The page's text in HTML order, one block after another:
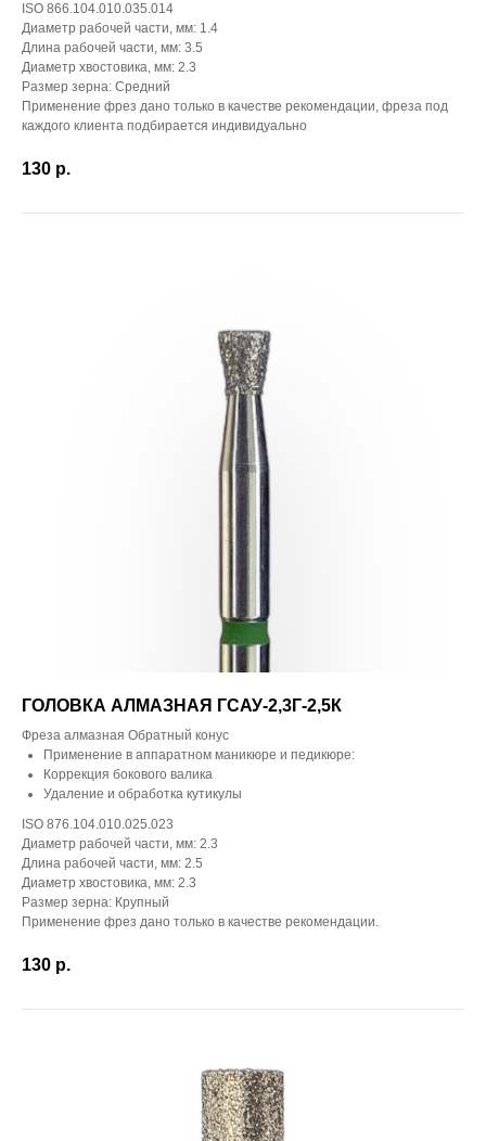
ISO 866.104.010.035.014
Диаметр рабочей части, мм: 1.4
Длина рабочей части, мм: 3.5
Диаметр хвостовика, мм: 2.3
Размер зерна: Средний
Применение фрез дано только в качестве рекомендации, фреза под
каждого клиента подбирается индивидуально
130 р.
ГОЛОВКА АЛМАЗНАЯ ГСАУ-2,3Г-2,5К
Фреза алмазная Обратный конус
Применение в аппаратном маникюре и педикюре:
Коррекция бокового валика
Удаление и обработка кутикулы
ISO 876.104.010.025.023
Диаметр рабочей части, мм: 2.3
Длина рабочей части, мм: 2.5
Диаметр хвостовика, мм: 2.3
Размер зерна: Крупный
Применение фрез дано только в качестве рекомендации.
130 р.